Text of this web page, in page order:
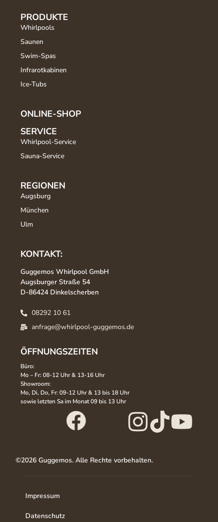
PRODUKTE
Whirlpools
Saunen
Swim-Spas
Infrarotkabinen
Ice-Tubs
ONLINE-SHOP
SERVICE
Whirlpool-Service
Sauna-Service
REGIONEN
Augsburg
München
Ulm
KONTAKT:
Guggemos Whirlpool GmbH
Augsburger Straße 54
D-86424 Dinkelscherben
08292 10 61
anfrage@whirlpool-guggemos.de
ÖFFNUNGSZEITEN
Büro:
Mo – Fr: 08-12 Uhr & 13-16 Uhr
Showroom:
Mo, Di, Do, Fr: 09-12 Uhr & 13 bis 18 Uhr
sowie letzten Sa im Monat 09 bis 13 Uhr
©2026 Guggemos. Alle Rechte vorbehalten.
Impressum
Datenschutz